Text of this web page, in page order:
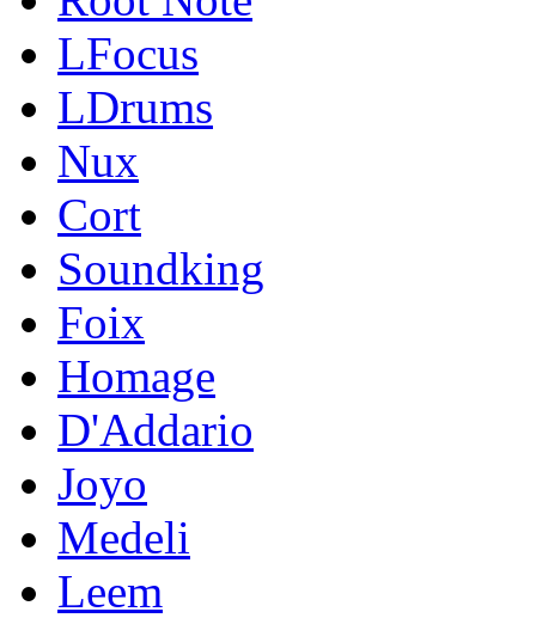
LFocus
LDrums
Nux
Cort
Soundking
Foix
Homage
D'Addario
Joyo
Medeli
Leem